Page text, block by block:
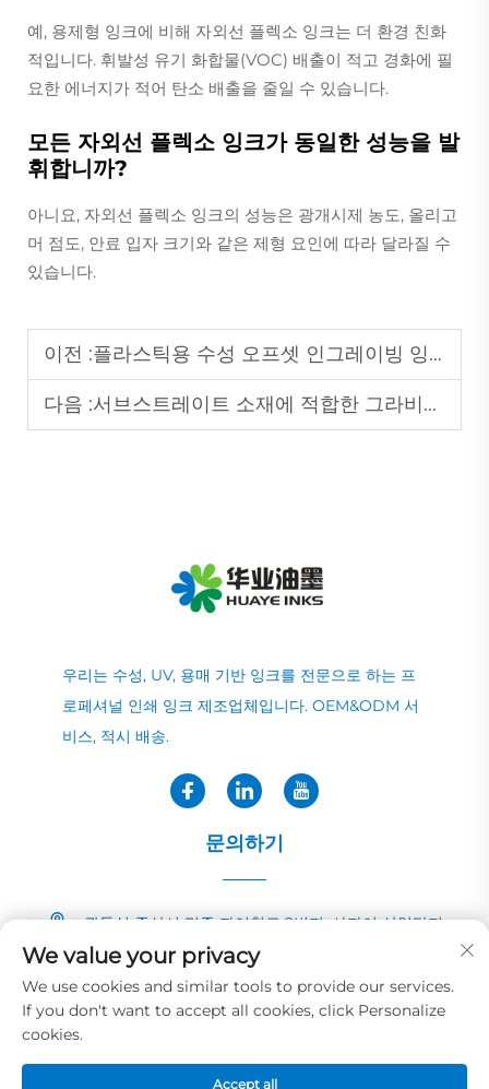
예, 용제형 잉크에 비해 자외선 플렉소 잉크는 더 환경 친화
적입니다. 휘발성 유기 화합물(VOC) 배출이 적고 경화에 필
요한 에너지가 적어 탄소 배출을 줄일 수 있습니다.
모든 자외선 플렉소 잉크가 동일한 성능을 발
휘합니까?
아니요, 자외선 플렉소 잉크의 성능은 광개시제 농도, 올리고
머 점도, 안료 입자 크기와 같은 제형 요인에 따라 달라질 수
있습니다.
이전 :플라스틱용 수성 오프셋 인그레이빙 잉크가 플라스틱 표면에 잘 부착될 수 있나요?
다음 :서브스트레이트 소재에 적합한 그라비아 잉크를 선택하는 방법은 무엇입니까?
우리는 수성, UV, 용매 기반 잉크를 전문으로 하는 프
로페셔널 인쇄 잉크 제조업체입니다. OEM&ODM 서
비스, 적시 배송.
문의하기
광둥성 중산시 민중 자이칭로 2번지, 샤자이 산업단지
+86-13726040081
[email protected]
We value your privacy
We use cookies and similar tools to provide our services.
If you don't want to accept all cookies, click Personalize
cookies.
Accept all